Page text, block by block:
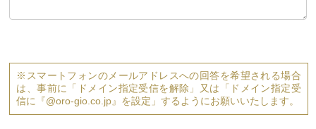
※スマートフォンのメールアドレスへの回答を希望される場合
は、事前に「ドメイン指定受信を解除」又は「ドメイン指定受
信に『@oro-gio.co.jp』を設定」するようにお願いいたします。